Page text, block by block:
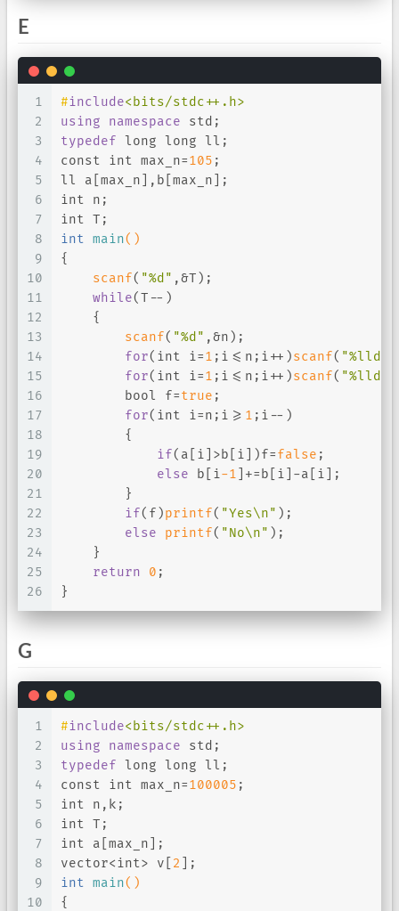
E
1
2
3
4
5
6
7
8
9
10
11
12
13
14
15
16
17
18
19
20
21
22
23
24
25
26
#include<bits/stdc++.h>
using
namespace std;
typedef long long ll;
const
int max_n=105 ;
ll a[max_n],b[max_n];
int n;
int T;
int main()
{
scanf( "%d" ,&T);
while(T--)
    {
scanf( "%d" ,&n);
for( int i=1 ;i<=n;i++)scanf( "%lld"
for( int i=1 ;i<=n;i++)scanf( "%lld"
bool
f=true ;
for( int i=n;i>= 1 ;i--)
        {
if(a[i]>b[i])f=false ;
else b[i-1 ]+=b[i]-a[i];
        }
if(f)printf( "Yes\n" );
else
printf( "No\n" );
    }
return
0 ;
}
G
1
2
3
4
5
6
7
8
9
10
#include<bits/stdc++.h>
using
namespace std;
typedef long long ll;
const
int max_n=100005 ;
int n,k;
int T;
int a[max_n];
vector<int> v[ 2
];
int main()
{